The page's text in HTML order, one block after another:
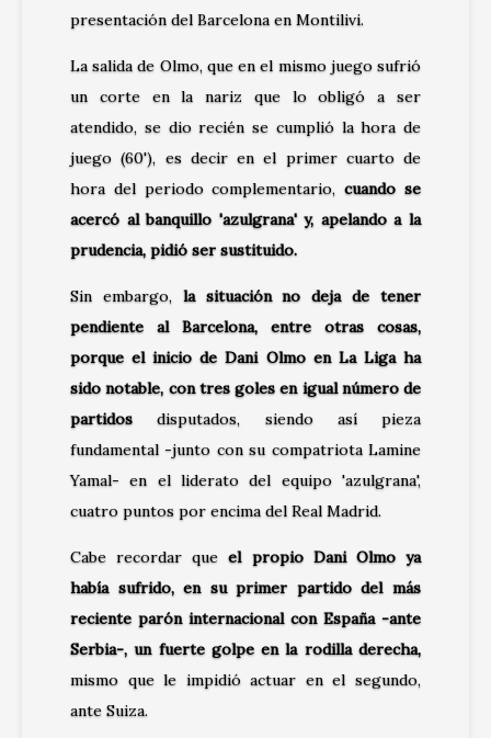
presentación del Barcelona en Montilivi.
La salida de Olmo, que en el mismo juego sufrió
un corte en la nariz que lo obligó a ser
atendido, se dio recién se cumplió la hora de
juego (60'), es decir en el primer cuarto de
hora del periodo complementario,cuando se
acercó al banquillo 'azulgrana' y, apelando a la
prudencia, pidió ser sustituido.
Sin embargo, la situación no deja de tener
pendiente al Barcelona, entre otras cosas,
porque el inicio de Dani Olmo en La Liga ha
sido notable, con tres goles en igual número de
partidos disputados, siendo así pieza
fundamental -junto con su compatriota Lamine
Yamal- en el liderato del equipo 'azulgrana',
cuatro puntos por encima del Real Madrid.
Cabe recordar queel propio Dani Olmo ya
había sufrido, en su primer partido del más
reciente parón internacional con España -ante
Serbia-, un fuerte golpe en la rodilla derecha,
mismo que le impidió actuar en el segundo,
ante Suiza.